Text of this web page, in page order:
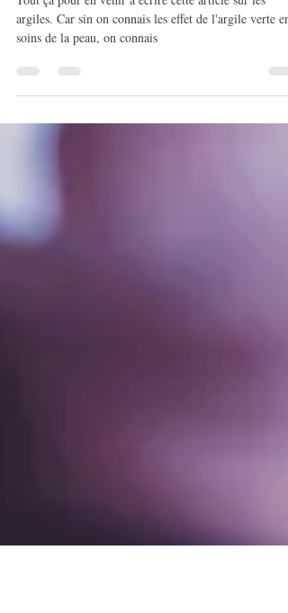
L'argile et ses usages
Tout ça pour en venir a écrire cette article sur les
argiles. Car sin on connais les effet de l'argile verte en